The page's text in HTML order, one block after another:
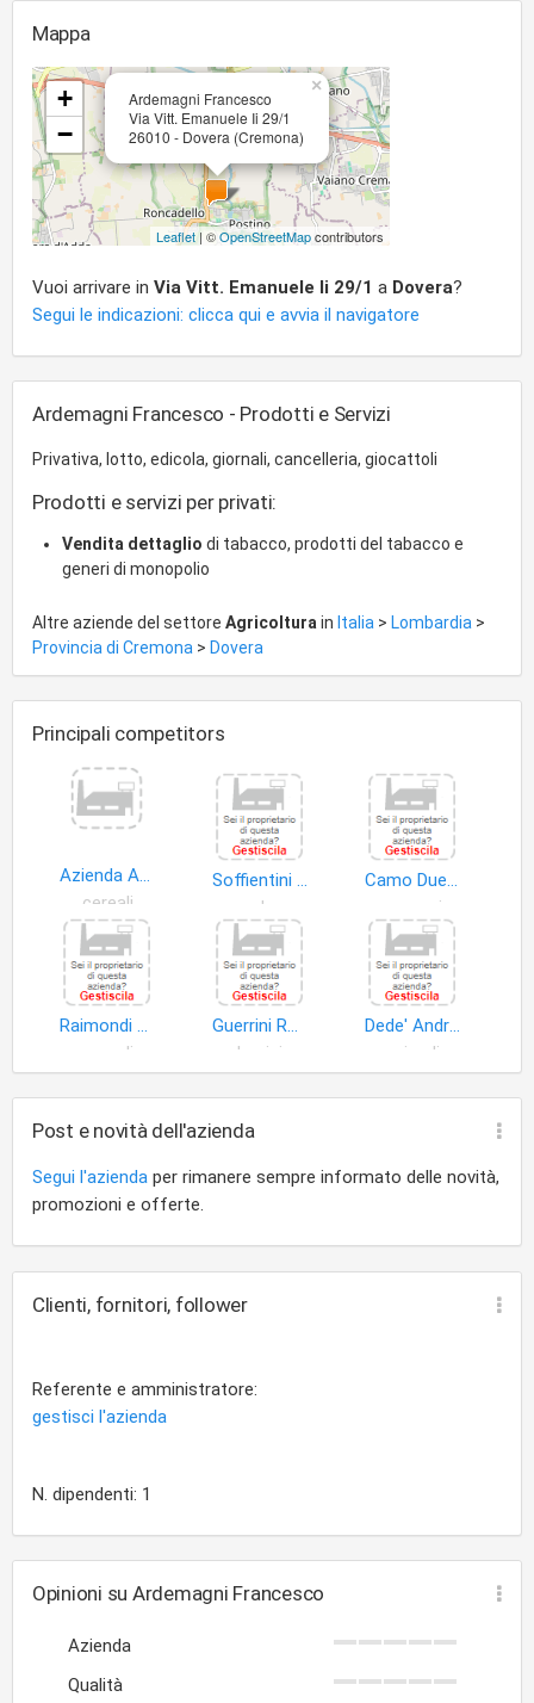
Mappa
Ardemagni Francesco
Via Vitt. Emanuele Ii 29/1
26010 - Dovera (Cremona)
×
+
−
Leaflet| ©OpenStreetMapcontributors
Vuoi arrivare in Via Vitt. Emanuele Ii 29/1 a Dovera?
Segui le indicazioni: clicca qui e avvia il navigatore
Ardemagni Francesco - Prodotti e Servizi
Privativa, lotto, edicola, giornali, cancelleria, giocattoli
Prodotti e servizi per privati:
Vendita dettaglio di tabacco, prodotti del tabacco e
generi di monopolio
Altre aziende del settore Agricoltura in Italia > Lombardia >
Provincia di Cremona > Dovera
Principali competitors
Azienda Agricola C.NA Scovazza di Andena Emilio
cereali
Soffientini Giuseppina
verdura
Camo Due S.r.l
Raimondi Cominesi Virginio
cereali
Guerrini Rocco Angelo e Mariconti Maria Andreina
bovini
Dede' Andrea Rosario
animali
Post e novità dell'azienda
Segui l'azienda per rimanere sempre informato delle novità,
promozioni e offerte.
Clienti, fornitori, follower
Referente e amministratore:
gestisci l'azienda
N. dipendenti: 1
Opinioni su Ardemagni Francesco
Azienda
Qualità